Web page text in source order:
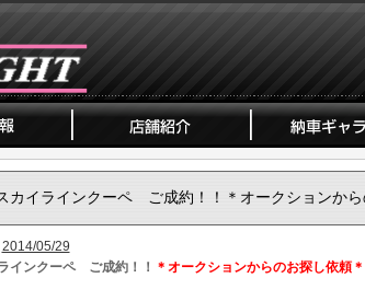
カイラインクーペ ご成約！！＊オークションから
2014/05/29
インクーペ ご成約！！ ＊オークションからのお探し依頼＊